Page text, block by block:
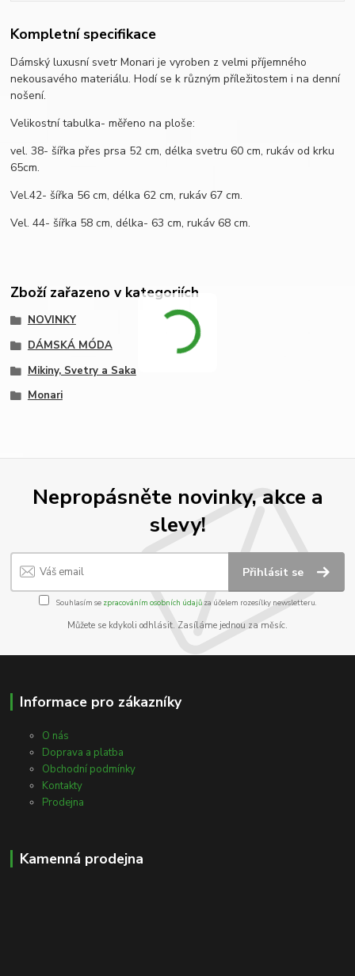
Kompletní specifikace
Dámský luxusní svetr Monari je vyroben z velmi příjemného
nekousavého materiálu. Hodí se k různým příležitostem i na denní
nošení.
Velikostní tabulka- měřeno na ploše:
vel. 38- šířka přes prsa 52 cm, délka svetru 60 cm, rukáv od krku
65cm.
Vel.42- šířka 56 cm, délka 62 cm, rukáv 67 cm.
Vel. 44- šířka 58 cm, délka- 63 cm, rukáv 68 cm.
Zboží zařazeno v kategoriích
NOVINKY
DÁMSKÁ MÓDA
Mikiny, Svetry a Saka
Monari
Nepropásněte novinky, akce a
slevy!
Přihlásit se
Souhlasím se zpracováním osobních údajůza účelem rozesílky newsletteru.
Můžete se kdykoli odhlásit. Zasíláme jednou za měsíc.
Informace pro zákazníky
O nás
Doprava a platba
Obchodní podmínky
Kontakty
Prodejna
Kamenná prodejna